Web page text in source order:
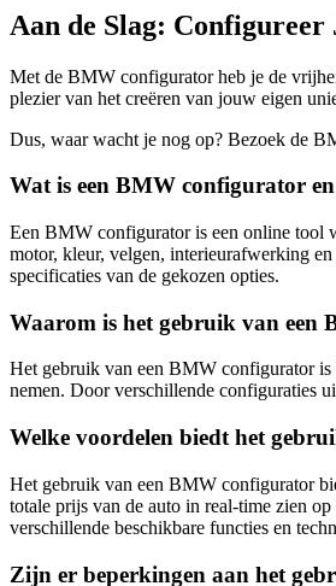
Aan de Slag:
Met de BMW configurator heb je de
plezier van het creëren van jouw eigen
Dus, waar wacht je nog op? Bezoek de
Wat is een BMW configurator
Een BMW configurator is een online tool
motor, kleur, velgen, interieurafwerking
specificaties van de gekozen opties.
Waarom is het gebruik van een
Het gebruik van een BMW configurator is
nemen. Door verschillende configuraties
Welke voordelen biedt het
Het gebruik van een BMW configurator
totale prijs van de auto in real-time zien
verschillende beschikbare functies en
Zijn er beperkingen aan het